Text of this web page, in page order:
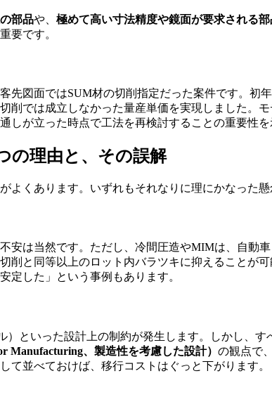
部品や、 極めて高い寸法精度や鏡面が要求される部
要です。
先図面ではSUM材の切削指定だった案件です。初
削では成立しなかった量産単価を実現しました。
が立った時点で工法を再検討することの重要性を
の理由と、その誤解
くあります。いずれもそれなりに理にかなった
安は当然です。ただし、冷間圧造やMIMは、自動
削と同等以上のロット内バラツキに抑えることが
定した」という事例もあります。
といった設計上の制約が発生します。しかし、
Manufacturing、製造性を考慮した設計） の観点で
て並べておけば、移行コストはぐっと下がります。